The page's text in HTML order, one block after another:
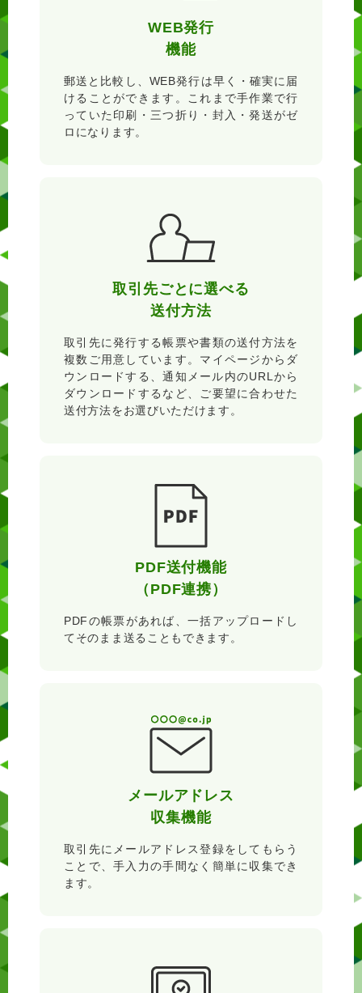
WEB発行
機能
郵送と比較し、WEB発行は早く・確実に届
けることができます。これまで手作業で行
っていた印刷・三つ折り・封入・発送がゼ
ロになります。
取引先ごとに選べる
送付方法
取引先に発行する帳票や書類の送付方法を
複数ご用意しています。マイページからダ
ウンロードする、通知メール内のURLから
ダウンロードするなど、ご要望に合わせた
送付方法をお選びいただけます。
PDF送付機能
（PDF連携）
PDFの帳票があれば、一括アップロードし
てそのまま送ることもできます。
メールアドレス
収集機能
取引先にメールアドレス登録をしてもらう
ことで、手入力の手間なく簡単に収集でき
ます。